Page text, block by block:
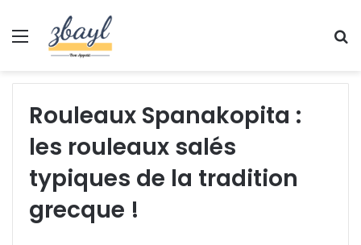
Menu
Rouleaux Spanakopita :
les rouleaux salés
typiques de la tradition
grecque !